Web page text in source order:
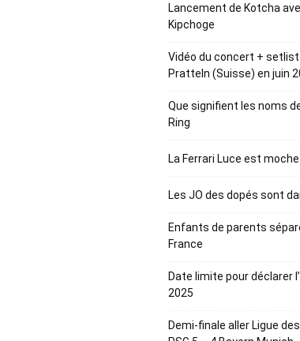
Lancement de Kotcha
Kipchoge
Vidéo du concert + setlist
Pratteln (Suisse) en juin
Que signifient les noms
Ring
La Ferrari Luce est
Les JO des dopés sont
Enfants de parents
France
Date limite pour déclarer
2025
Demi-finale aller Ligue